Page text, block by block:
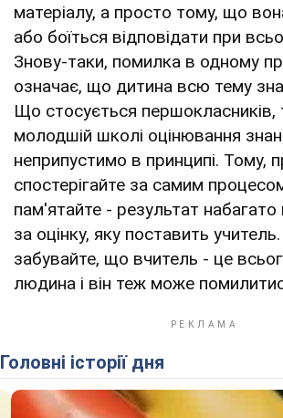
матеріалу, а просто тому, що
або боїться відповідати при
Знову-таки, помилка в одному
означає, що дитина всю тему
Що стосується першокласників,
молодшій школі оцінювання
неприпустимо в принципі. Тому,
спостерігайте за самим
пам'ятайте - результат
за оцінку, яку поставить
забувайте, що вчитель - це
людина і він теж може
Головні історії дня